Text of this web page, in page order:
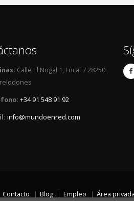
Calle El Nogal 1, Local 7 28250
+34 91 548 91 92
info@mundoenred.com
Contacto Blog Empleo Área privada